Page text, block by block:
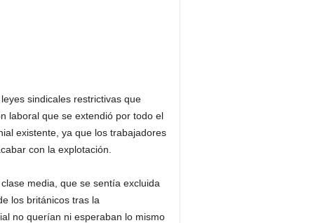
sindicales restrictivas que
laboral que se extendió por todo el
existente, ya que los trabajadores
con la explotación.
media, que se sentía excluida
los británicos tras la
no querían ni esperaban lo mismo